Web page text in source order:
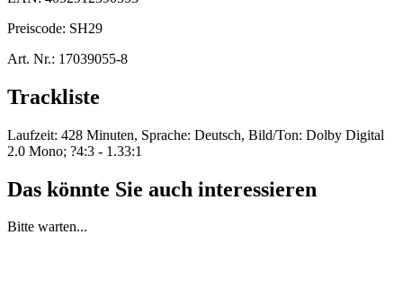
Preiscode: SH29
Art. Nr.: 17039055-8
Trackliste
Laufzeit: 428 Minuten, Sprache: Deutsch, Bild/Ton: Dolby Digital
2.0 Mono; ?4:3 - 1.33:1
Das könnte Sie auch interessieren
Bitte warten...